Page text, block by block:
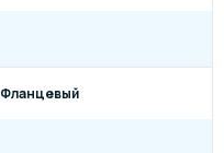
Фланцевый